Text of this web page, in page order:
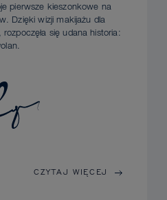
pierwsze kieszonkowe na
Dzięki wizji makijażu dla
się udana historia:
CZYTAJ WIĘCEJ